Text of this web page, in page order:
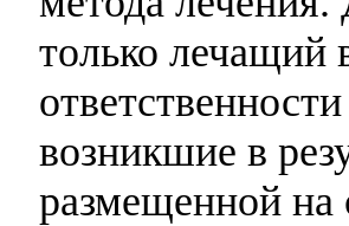
только лечащий
возникшие в
размещенной на